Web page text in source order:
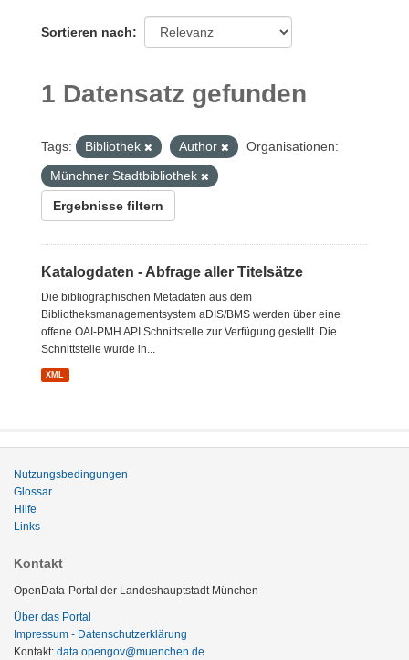
Sortieren nach
1 Datensatz gefunden
Tags: Bibliothek Author
Organisationen:
Münchner Stadtbibliothek
Ergebnisse filtern
Katalogdaten - Abfrage aller Titelsätze
Die bibliographischen Metadaten aus dem
Bibliotheksmanagementsystem aDIS/BMS werden über eine
offene OAI-PMH API Schnittstelle zur Verfügung gestellt. Die
Schnittstelle wurde in...
XML
Nutzungsbedingungen
Glossar
Hilfe
Links
Kontakt
OpenData-Portal der Landeshauptstadt München
Über das Portal
Impressum - Datenschutzerklärung
Kontakt: data.opengov@muenchen.de